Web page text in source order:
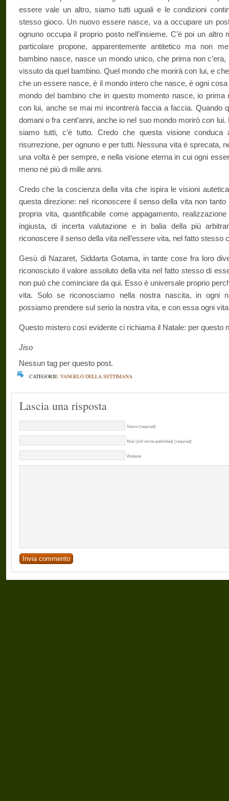
essere vale un altro, siamo tutti uguali e le condizioni
stesso gioco. Un nuovo essere nasce, va a occupare un
ognuno occupa il proprio posto nell’insieme. C’è poi un
particolare propone, apparentemente antitetico ma non
bambino nasce, nasce un mondo unico, che prima non
vissuto da quel bambino. Quel mondo che morirà con lui, e
che un essere nasce, è il mondo intero che nasce, è ogni
mondo del bambino che in questo momento nasce, io prima
con lui, anche se mai mi incontrerà faccia a faccia. Quando
domani o fra cent’anni, anche io nel suo mondo morirò con
siamo tutti, c’è tutto. Credo che questa visione
risurrezione, per ognuno e per tutti. Nessuna vita è sprecata,
una volta è per sempre, e nella visione eterna in cui ogni
meno né più di mille anni.
Credo che la coscienza della vita che ispira le visioni
questa direzione: nel riconoscere il senso della vita non
propria vita, quantificabile come appagamento,
ingiusta, di incerta valutazione e in balia della più
riconoscere il senso della vita nell’essere vita, nel fatto stesso
Gesù di Nazaret, Siddarta Gotama, in tante cose fra loro
riconosciuto il valore assoluto della vita nel fatto stesso di
non può che cominciare da qui. Esso è universale proprio
vita. Solo se riconosciamo nella nostra nascita, in ogni
possiamo prendere sul serio la nostra vita, e con essa ogni
Questo mistero così evidente ci richiama il Natale: per questo
Jiso
Nessun tag per questo post.
CATEGORIE: VANGELO DELLA SETTIMANA
Lascia una risposta
Name (required)
Mail (will not be published) (required)
Website